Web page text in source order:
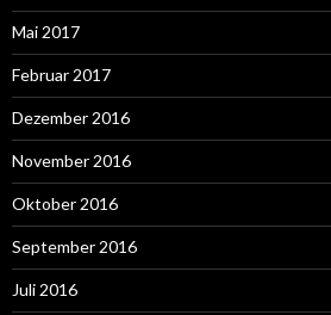
Mai 2017
Februar 2017
Dezember 2016
November 2016
Oktober 2016
September 2016
Juli 2016